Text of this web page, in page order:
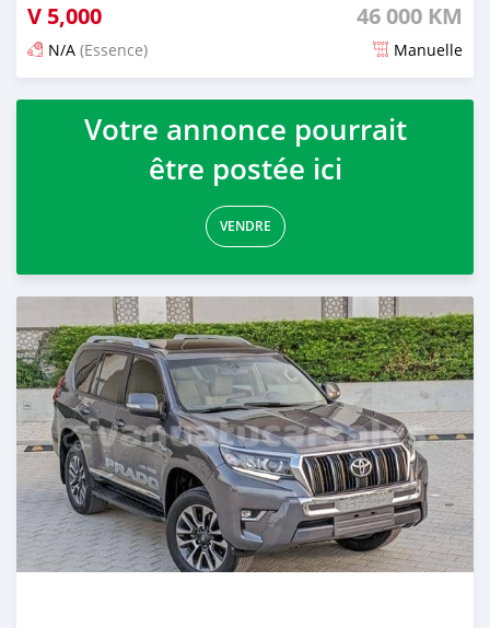
V 5,000 46 000 KM
N/A (Essence) Manuelle
Publié il y a 3 mois
Votre annonce pourrait
être postée ici
VENDRE